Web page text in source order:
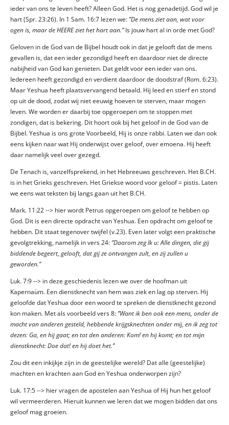
ieder van ons te leven heeft? Alleen God. Het is nog genadetijd. God wil je
hart (Spr. 23:26). In 1 Sam. 16:7 lezen we:‘’De mens ziet aan, wat voor
ogen is, maar de HEERE ziet het hart aan.’’Is jouw hart al in orde met God?
Geloven in de God van de Bijbel houdt ook in dat je gelooft dat de mens
gevallen is, dat een ieder gezondigd heeft en daardoor niet de directe
nabijheid van God kan genieten. Dat geldt voor een ieder van ons.
Iedereen heeft gezondigd en verdient daardoor de doodstraf (Rom. 6:23).
Maar Yeshua heeft plaatsvervangend betaald. Hij leed en stierf en stond
op uit de dood, zodat wij niet eeuwig hoeven te sterven, maar mogen
leven. We worden er daarbij toe opgeroepen om te stoppen met
zondigen, dat is bekering. Dit hoort ook bij het geloof in de God van de
Bijbel. Yeshua is ons grote Voorbeeld, Hij is onze rabbi. Laten we dan ook
eens kijken naar wat Hij onderwijst over geloof, over emoena. Hij heeft
daar namelijk veel over gezegd.
De Tenach is, vanzelfsprekend, in het Hebreeuws geschreven. Het B.CH.
is in het Grieks geschreven. Het Griekse woord voor geloof = pistis. Laten
we eens wat teksten bij langs gaan uit het B.CH.
Mark. 11:22 --> hier wordt Petrus opgeroepen om geloof te hebben op
God. Dit is een directe opdracht van Yeshua. Een opdracht om geloof te
hebben. Dit staat tegenover twijfel (v.23). Even later volgt een praktische
gevolgtrekking, namelijk in vers 24:‘’Daarom zeg Ik u: Alle dingen, die gij
biddende begeert, gelooft, dat gij ze ontvangen zult, en zij zullen u
geworden.’’
Luk. 7:9 --> in deze geschiedenis lezen we over de hoofman uit
Kapernaüm. Een dienstknecht van hem was ziek en lag op sterven. Hij
geloofde dat Yeshua door een woord te spreken de dienstknecht gezond
kon maken. Met als voorbeeld vers 8:‘’Want ik ben ook een mens, onder de
macht van anderen gesteld, hebbende krijgsknechten onder mij, en ik zeg tot
dezen: Ga, en hij gaat; en tot den anderen: Kom! en hij komt; en tot mijn
dienstknecht: Doe dat! en hij doet het.’’
Zou dit een inkijkje zijn in de geestelijke wereld? Dat alle (geestelijke)
machten en krachten aan God en Yeshua onderworpen zijn?
Luk. 17:5 --> hier vragen de apostelen aan Yeshua of Hij hun het geloof
wil vermeerderen. Hieruit kunnen we leren dat we mogen bidden dat ons
geloof mag groeien.